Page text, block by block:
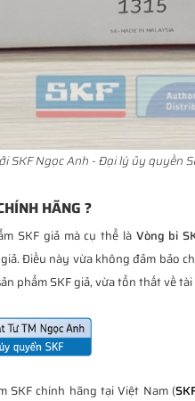
SKF Ngọc Anh - Đại lý ủy quyền
HÃNG ?
SKF giả mà cụ thể là Vòng bi
Điều này vừa không đảm bảo
phẩm SKF giả, vừa tổn thất về
SKF chính hãng tại Việt Nam (